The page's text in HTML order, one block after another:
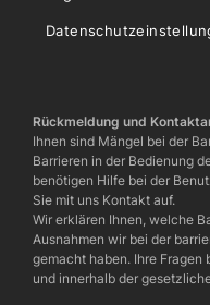
Rückmeldung und
Ihnen sind Mängel bei der
Barrieren in der Bedienung
benötigen Hilfe bei der
Sie mit uns Kontakt auf.
Wir erklären Ihnen, welche
Ausnahmen wir bei der
gemacht haben. Ihre
und innerhalb der